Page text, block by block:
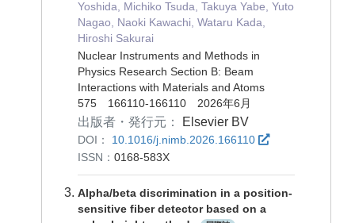
Yoshida, Michiko Tsuda, Takuya Yabe, Yuto
Nagao, Naoki Kawachi, Wataru Kada,
Hiroshi Sakurai
Nuclear Instruments and Methods in
Physics Research Section B: Beam
Interactions with Materials and Atoms
575 166110-166110 2026年6月
出版者・発行元： Elsevier BV
DOI：
10.1016/j.nimb.2026.166110
ISSN： 0168-583X
Alpha/beta discrimination in a position-
sensitive fiber detector based on a